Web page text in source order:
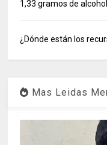
1,33 gramos de
¿Dónde están los
Mas Leidas